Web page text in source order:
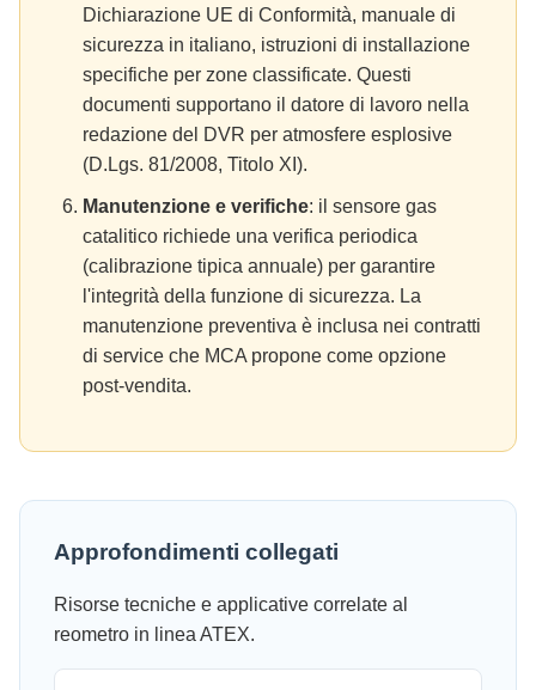
Dichiarazione UE di Conformità, manuale di
sicurezza in italiano, istruzioni di installazione
specifiche per zone classificate. Questi
documenti supportano il datore di lavoro nella
redazione del DVR per atmosfere esplosive
(D.Lgs. 81/2008, Titolo XI).
Manutenzione e verifiche: il sensore gas
catalitico richiede una verifica periodica
(calibrazione tipica annuale) per garantire
l'integrità della funzione di sicurezza. La
manutenzione preventiva è inclusa nei contratti
di service che MCA propone come opzione
post-vendita.
Approfondimenti collegati
Risorse tecniche e applicative correlate al
reometro in linea ATEX.